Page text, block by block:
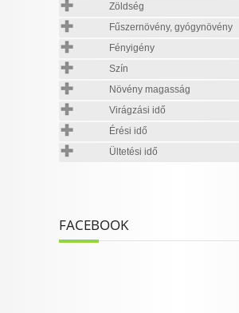
Zöldség
Fűszernövény, gyógynövény
Fényigény
Szín
Növény magasság
Virágzási idő
Érési idő
Ültetési idő
FACEBOOK